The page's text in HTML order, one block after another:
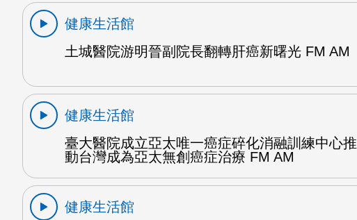
健康生活館
土城醫院游明晉副院長翻轉肝癌新曙光 FM AM
健康生活館
臺大醫院成立亞太唯一癌症碎化消融訓練中心推
動台灣成為亞太無創癌症治療 FM AM
健康生活館